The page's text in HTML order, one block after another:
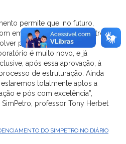
permite que, no futuro,
empresas no ramo do petróleo
projetos de pesquisa e
é muito novo, e já
após essa aprovação, à
de estruturação. Ainda
totalmente aptos a
e pós com excelência”,
professor Tony Herbet
DO SIMPETRO NO DIÁRIO